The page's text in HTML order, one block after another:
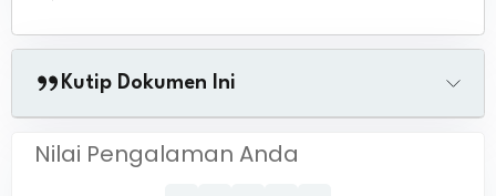
Kutip Dokumen Ini
Nilai Pengalaman Anda